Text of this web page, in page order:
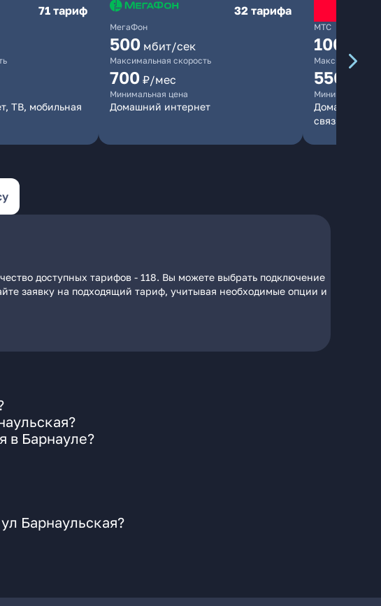
71 тариф
ТВ, мобильная
МегаФон
32 тарифа
500 мбит/сек
Максимальная скорость
700 ₽/мес
Минимальная цена
Домашний интернет
МТС
1000
Максимальная
550
Минимальная
Домашний
связь
доступных тарифов - 118. Вы можете выбрать подключение
заявку на подходящий тариф, учитывая необходимые опции и
в Барнауле?
Барнаульская?